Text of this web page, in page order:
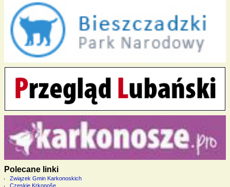
Polecane linki
Związek Gmin Karkonoskich
Czeskie Krkonoše